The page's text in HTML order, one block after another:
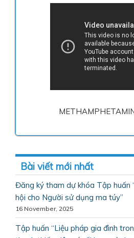
Bài viết mới nhất
Đăng ký tham dự khóa Tập huấn
hội cho Người sử dụng ma túy”
16 November, 2025
Tập huấn “Liệu pháp gia đình